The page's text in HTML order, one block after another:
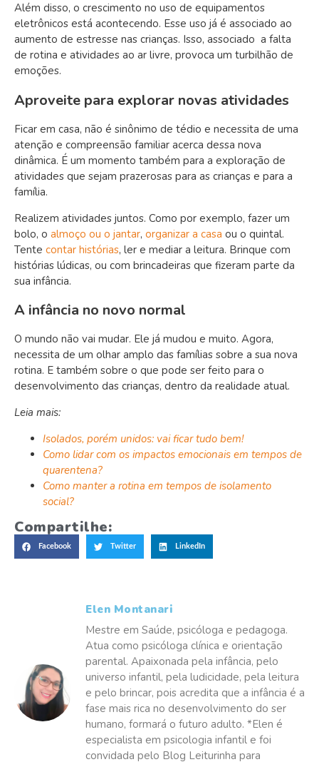
Além disso, o crescimento no uso de equipamentos
eletrônicos está acontecendo. Esse uso já é associado ao
aumento de estresse nas crianças. Isso, associado a falta
de rotina e atividades ao ar livre, provoca um turbilhão de
emoções.
Aproveite para explorar novas atividades
Ficar em casa, não é sinônimo de tédio e necessita de uma
atenção e compreensão familiar acerca dessa nova
dinâmica. É um momento também para a exploração de
atividades que sejam prazerosas para as crianças e para a
família.
Realizem atividades juntos. Como por exemplo, fazer um
bolo, o almoço ou o jantar, organizar a casa ou o quintal.
Tente contar histórias, ler e mediar a leitura. Brinque com
histórias lúdicas, ou com brincadeiras que fizeram parte da
sua infância.
A infância no novo normal
O mundo não vai mudar. Ele já mudou e muito. Agora,
necessita de um olhar amplo das famílias sobre a sua nova
rotina. E também sobre o que pode ser feito para o
desenvolvimento das crianças, dentro da realidade atual.
Leia mais:
Isolados, porém unidos: vai ficar tudo bem!
Como lidar com os impactos emocionais em tempos de
quarentena?
Como manter a rotina em tempos de isolamento
social?
Compartilhe:
Facebook Twitter LinkedIn
Elen Montanari
Mestre em Saúde, psicóloga e pedagoga.
Atua como psicóloga clínica e orientação
parental. Apaixonada pela infância, pelo
universo infantil, pela ludicidade, pela leitura
e pelo brincar, pois acredita que a infância é a
fase mais rica no desenvolvimento do ser
humano, formará o futuro adulto. *Elen é
especialista em psicologia infantil e foi
convidada pelo Blog Leiturinha para